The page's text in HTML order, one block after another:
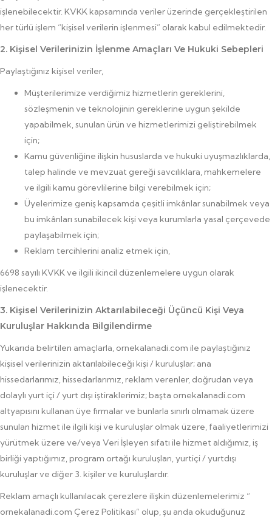
işlenebilecektir. KVKK kapsamında veriler üzerinde gerçekleştirilen
her türlü işlem “kişisel verilerin işlenmesi” olarak kabul edilmektedir.
2. Kişisel Verilerinizin İşlenme Amaçları Ve Hukuki Sebepleri
Paylaştığınız kişisel veriler,
Müşterilerimize verdiğimiz hizmetlerin gereklerini,
sözleşmenin ve teknolojinin gereklerine uygun şekilde
yapabilmek, sunulan ürün ve hizmetlerimizi geliştirebilmek
için;
Kamu güvenliğine ilişkin hususlarda ve hukuki uyuşmazlıklarda,
talep halinde ve mevzuat gereği savcılıklara, mahkemelere
ve ilgili kamu görevlilerine bilgi verebilmek için;
Üyelerimize geniş kapsamda çeşitli imkânlar sunabilmek veya
bu imkânları sunabilecek kişi veya kurumlarla yasal çerçevede
paylaşabilmek için;
Reklam tercihlerini analiz etmek için,
6698 sayılı KVKK ve ilgili ikincil düzenlemelere uygun olarak
işlenecektir.
3. Kişisel Verilerinizin Aktarılabileceği Üçüncü Kişi Veya
Kuruluşlar Hakkında Bilgilendirme
Yukarıda belirtilen amaçlarla, ornekalanadi.com ile paylaştığınız
kişisel verilerinizin aktarılabileceği kişi / kuruluşlar; ana
hissedarlarımız, hissedarlarımız, reklam verenler, doğrudan veya
dolaylı yurt içi / yurt dışı iştiraklerimiz; başta ornekalanadi.com
altyapısını kullanan üye firmalar ve bunlarla sınırlı olmamak üzere
sunulan hizmet ile ilgili kişi ve kuruluşlar olmak üzere, faaliyetlerimizi
yürütmek üzere ve/veya Veri İşleyen sıfatı ile hizmet aldığımız, iş
birliği yaptığımız, program ortağı kuruluşları, yurtiçi / yurtdışı
kuruluşlar ve diğer 3. kişiler ve kuruluşlardır.
Reklam amaçlı kullanılacak çerezlere ilişkin düzenlemelerimiz “
ornekalanadi.com Çerez Politikası” olup, şu anda okuduğunuz